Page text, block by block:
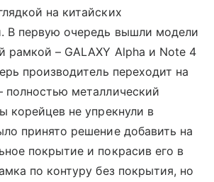
на китайских
В первую очередь вышли модели
рамкой – GALAXY Alpha и Note 4
производитель переходит на
полностью металлический
корейцев не упрекнули в
принято решение добавить на
покрытие и покрасив его в
по контуру без покрытия, но